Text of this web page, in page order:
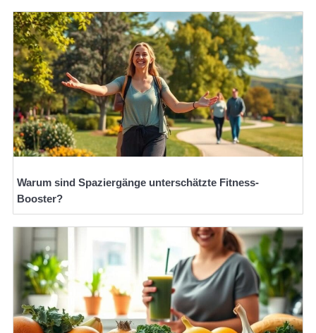
Warum sind Spaziergänge unterschätzte Fitness-
Booster?